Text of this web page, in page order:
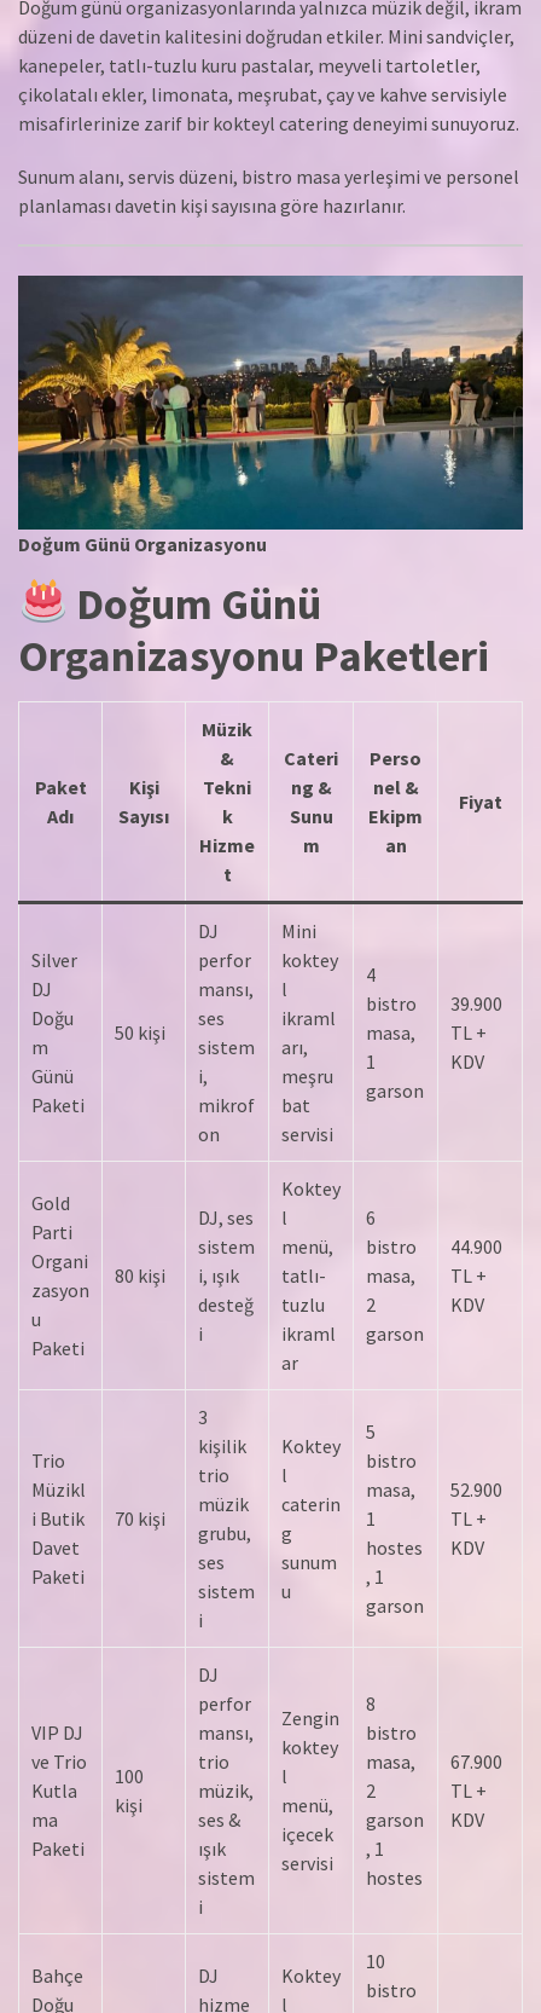
Doğum günü organizasyonlarında yalnızca müzik değil, ikram
düzeni de davetin kalitesini doğrudan etkiler. Mini sandviçler,
kanepeler, tatlı-tuzlu kuru pastalar, meyveli tartoletler,
çikolatalı ekler, limonata, meşrubat, çay ve kahve servisiyle
misafirlerinize zarif bir kokteyl catering deneyimi sunuyoruz.
Sunum alanı, servis düzeni, bistro masa yerleşimi ve personel
planlaması davetin kişi sayısına göre hazırlanır.
Doğum Günü Organizasyonu
Doğum Günü
Organizasyonu Paketleri
Paket
Adı
Kişi
Sayısı
Müzik
&
Tekni
k
Hizme
t
Cateri
ng &
Sunu
m
Perso
nel &
Ekipm
an
Fiyat
Silver
DJ
Doğu
m
Günü
Paketi
50 kişi
DJ
perfor
mansı,
ses
sistem
i,
mikrof
on
Mini
koktey
l
ikraml
arı,
meşru
bat
servisi
4
bistro
masa,
1
garson
39.900
TL +
KDV
Gold
Parti
Organi
zasyon
u
Paketi
80 kişi
DJ, ses
sistem
i, ışık
desteğ
i
Koktey
l
menü,
tatlı-
tuzlu
ikraml
ar
6
bistro
masa,
2
garson
44.900
TL +
KDV
Trio
Müzikl
i Butik
Davet
Paketi
70 kişi
3
kişilik
trio
müzik
grubu,
ses
sistem
i
Koktey
l
caterin
g
sunum
u
5
bistro
masa,
1
hostes
, 1
garson
52.900
TL +
KDV
VIP DJ
ve Trio
Kutla
ma
Paketi
100
kişi
DJ
perfor
mansı,
trio
müzik,
ses &
ışık
sistem
i
Zengin
koktey
l
menü,
içecek
servisi
8
bistro
masa,
2
garson
, 1
hostes
67.900
TL +
KDV
Bahçe
Doğu
DJ
hizme
Koktey
l
10
bistro